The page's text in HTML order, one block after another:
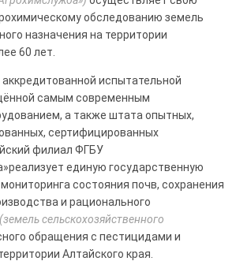
обследованию земель
назначения на территории
60 лет.
испытательной
самым современным
а также штата опытных,
сертифицированных
филиал ФГБУ
единую государственную
состояния почв, сохранения
и рационального
(земель сельскохозяйственного
обращения с пестицидами и
Алтайского края.